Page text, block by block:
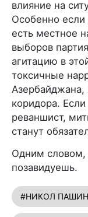
влияние на
Особенно
есть местное
выборов
агитацию в
токсичные
Азербайджана,
коридора.
реваншист,
станут
Одним словом,
позавидуешь.
#НИКОЛ